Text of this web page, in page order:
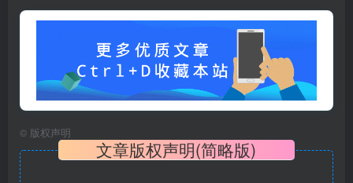
© 版权声明
文章版权声明(简略版)